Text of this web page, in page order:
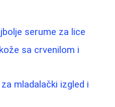
serume za lice
sa crvenilom i
mladalački izgled i